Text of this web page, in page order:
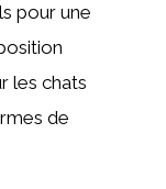
pour une
les chats
de